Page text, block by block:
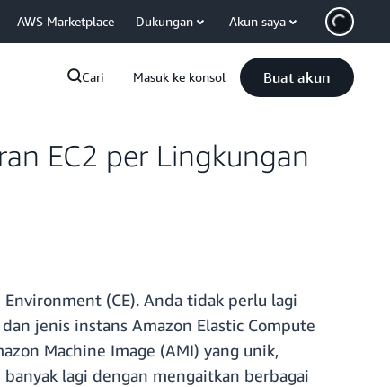
AWS Marketplace Dukungan Akun saya
Cari Masuk ke konsol Buat akun
EC2 per Lingkungan
(CE). Anda tidak perlu lagi
jenis instans Amazon Elastic Compute
Machine Image (AMI) yang unik,
lagi dengan mengaitkan berbagai